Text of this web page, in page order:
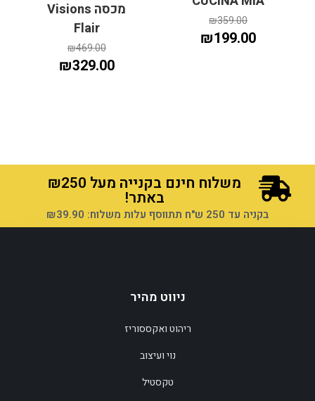
הוספה לסל הוספה לסל
הוספה לסל הוספה לסל
₪359.00
₪199.00
מכסה Visions
Flair
₪469.00
₪329.00
משלוח חינם בקנייה מעל ₪250
באתר!
בקניה עד 250 ש"ח תתווסף עלות משלוח: ₪39.90
ניווט מהיר
ריהוט ואקססוריז
נוי ועיצוב
טקסטיל